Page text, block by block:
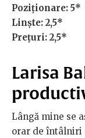
Poziționare: 5*
Linște: 2,5*
Prețuri: 2,5*
Larisa
Lângă mine se
orar de întâlniri